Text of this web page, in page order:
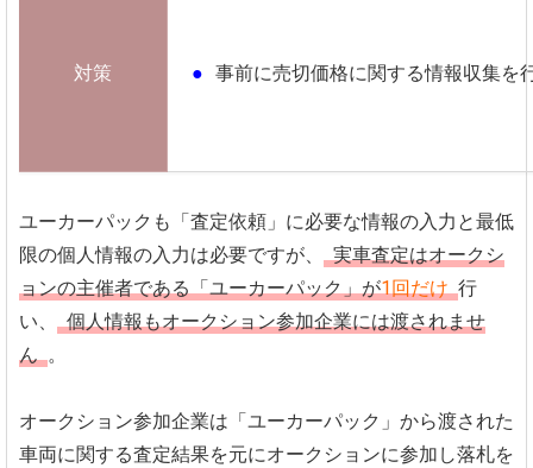
対策 事前に売切価格に関する情報収集を
ユーカーパックも「査定依頼」に必要な情報の入力と最低
限の個人情報の入力は必要ですが
実車査定はオークシ
ョンの主催者である「ユーカーパック」が1回だけ 行
い、
個人情報もオークション参加企業には渡されませ
ん 。
オークション参加企業は「ユーカーパック」から渡された
車両に関する査定結果を元にオークションに参加し落札を